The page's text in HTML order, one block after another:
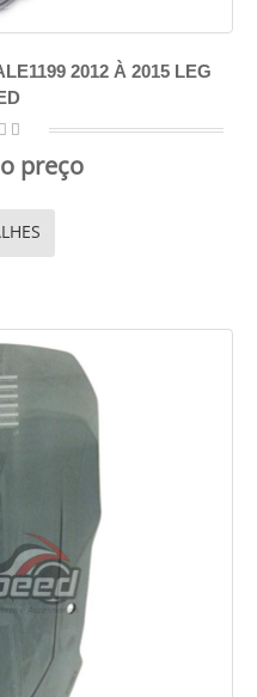
2012 À 2015 LEG
preço